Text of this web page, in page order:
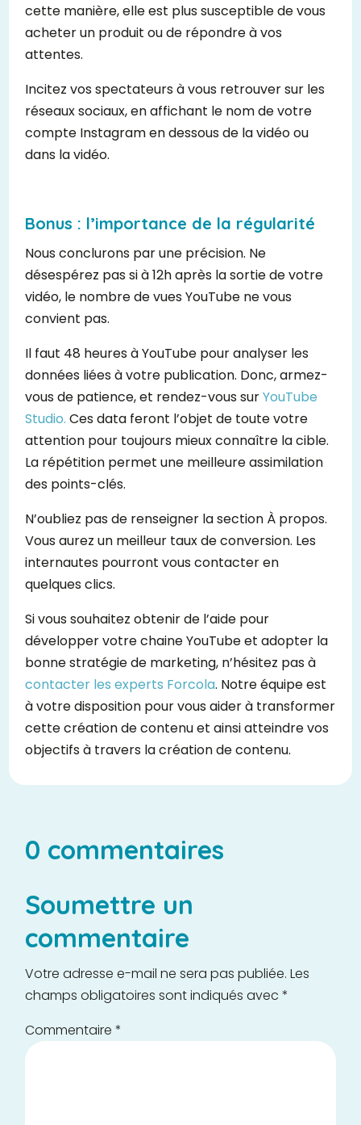
cette manière, elle est plus susceptible de vous
acheter un produit ou de répondre à vos
attentes.
Incitez vos spectateurs à vous retrouver sur les
réseaux sociaux, en affichant le nom de votre
compte Instagram en dessous de la vidéo ou
dans la vidéo.
Bonus : l’importance de la régularité
Nous conclurons par une précision. Ne
désespérez pas si à 12h après la sortie de votre
vidéo, le nombre de vues YouTube ne vous
convient pas.
Il faut 48 heures à YouTube pour analyser les
données liées à votre publication. Donc, armez-
vous de patience, et rendez-vous surYouTube
Studio. Ces data feront l’objet de toute votre
attention pour toujours mieux connaître la cible.
La répétition permet une meilleure assimilation
des points-clés.
N’oubliez pas de renseigner la section À propos.
Vous aurez un meilleur taux de conversion. Les
internautes pourront vous contacter en
quelques clics.
Si vous souhaitez obtenir de l’aide pour
développer votre chaine YouTube et adopter la
bonne stratégie de marketing, n’hésitez pas à
contacter les experts Forcola. Notre équipe est
à votre disposition pour vous aider à transformer
cette création de contenu et ainsi atteindre vos
objectifs à travers la création de contenu.
0 commentaires
Soumettre un
commentaire
Votre adresse e-mail ne sera pas publiée. Les
champs obligatoires sont indiqués avec*
Commentaire*